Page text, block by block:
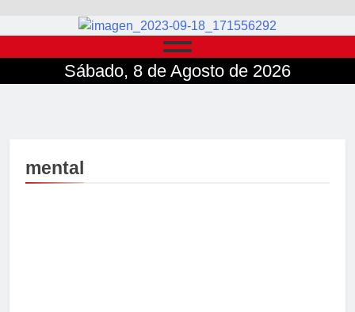
Sábado, 8 de Agosto de 2026
mental